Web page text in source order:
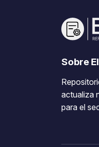
Sobre
actualiza
para el